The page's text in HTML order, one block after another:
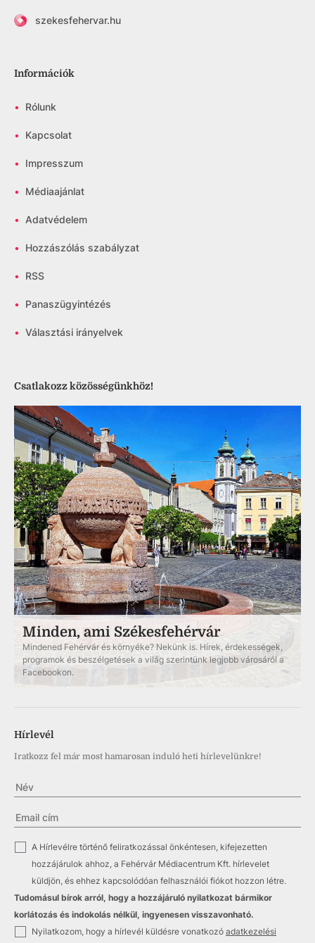
szekesfehervar.hu
Információk
• Rólunk
• Kapcsolat
• Impresszum
• Médiaajánlat
• Adatvédelem
• Hozzászólás szabályzat
• RSS
• Panaszügyintézés
• Választási irányelvek
Csatlakozz közösségünkhöz!
Minden, ami Székesfehérvár
Mindened Fehérvár és környéke? Nekünk is. Hírek, érdekességek,
programok és beszélgetések a világ szerintünk legjobb városáról a
Facebookon.
Hírlevél
Iratkozz fel már most hamarosan induló heti hírlevelünkre!
✓
A Hírlevélre történő feliratkozással önkéntesen, kifejezetten
hozzájárulok ahhoz, a Fehérvár Médiacentrum Kft. hírlevelet
küldjön, és ehhez kapcsolódóan felhasználói fiókot hozzon létre.
Tudomásul bírok arról, hogy a hozzájáruló nyilatkozat bármikor
korlátozás és indokolás nélkül, ingyenesen visszavonható.
✓ Nyilatkozom, hogy a hírlevél küldésre vonatkozó adatkezelési